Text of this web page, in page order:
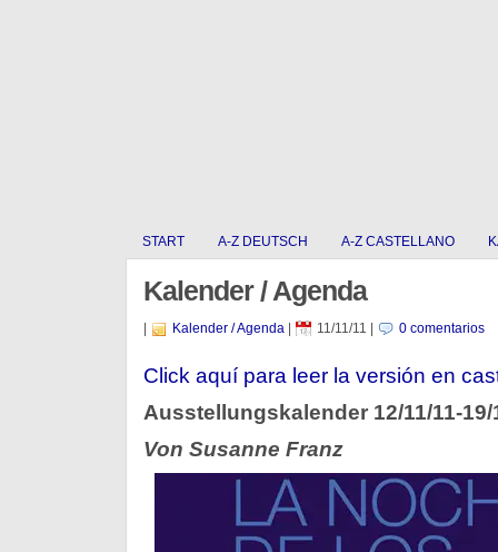
START A-Z DEUTSCH A-Z CASTELLANO
Kalender / Agenda
Kalender / Agenda| 11/11/11 0 comentarios
Click aquí para leer la versión en
Ausstellungskalender 12/11/11-19/
Von Susanne Franz